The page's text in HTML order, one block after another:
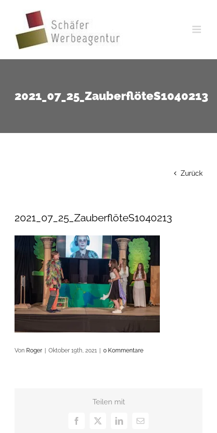
springen
2021_07_25_ZauberflöteS1040213
Zurück
2021_07_25_ZauberflöteS1040213
Von Roger Oktober 19th, 2021 0 Kommentare
Teilen mit
Facebook
X LinkedIn
E-